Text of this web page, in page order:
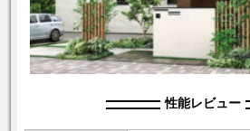
性能レビュー